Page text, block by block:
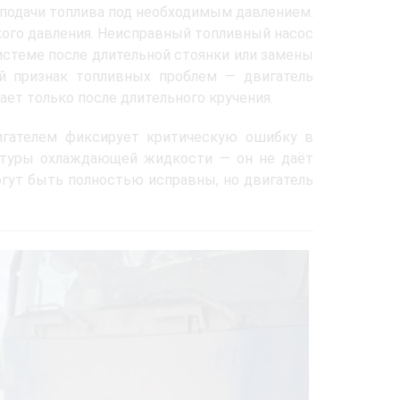
подачи топлива под необходимым давлением.
давления. Неисправный топливный насос
после длительной стоянки или замены
признак топливных проблем — двигатель
только после длительного кручения.
фиксирует критическую ошибку в
охлаждающей жидкости — он не даёт
быть полностью исправны, но двигатель